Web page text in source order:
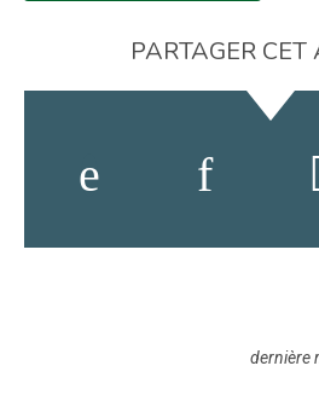
PARTAGER CET
dernière